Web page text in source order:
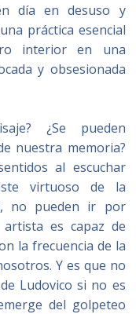
día en desuso y
práctica esencial
interior en una
y obsesionada
¿Se pueden
nuestra memoria?
al escuchar
virtuoso de la
no pueden ir por
es capaz de
la frecuencia de la
Y es que no
Ludovico si no es
del golpeteo